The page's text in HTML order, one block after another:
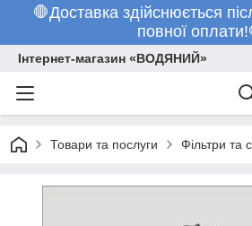
🛑Доставка здійснюється
повної
Інтернет-магазин «ВОДЯНИЙ»
Товари та послуги Фільтри та